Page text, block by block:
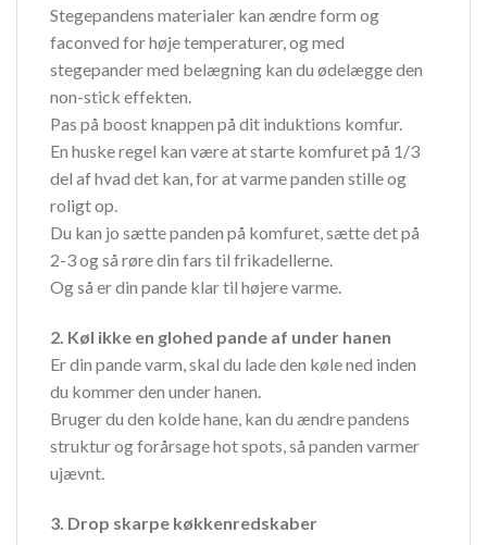
Stegepandens materialer kan ændre form og
faconved for høje temperaturer, og med
stegepander med belægning kan du ødelægge den
non-stick effekten.
Pas på boost knappen på dit induktions komfur.
En huske regel kan være at starte komfuret på 1/3
del af hvad det kan, for at varme panden stille og
roligt op.
Du kan jo sætte panden på komfuret, sætte det på
2-3 og så røre din fars til frikadellerne.
Og så er din pande klar til højere varme.
2. Køl ikke en glohed pande af under hanen
Er din pande varm, skal du lade den køle ned inden
du kommer den under hanen.
Bruger du den kolde hane, kan du ændre pandens
struktur og forårsage hot spots, så panden varmer
ujævnt.
3. Drop skarpe køkkenredskaber